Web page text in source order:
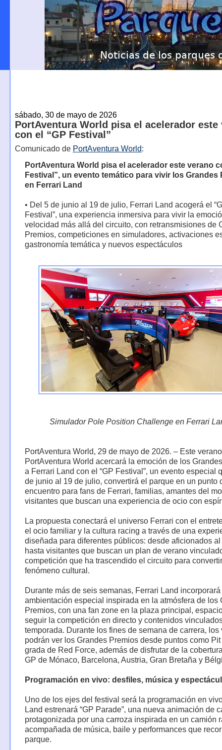
sábado, 30 de mayo de 2026
PortAventura World pisa el acelerador este
con el “GP Festival”
Comunicado de PortAventura World:
PortAventura World pisa el acelerador este verano
Festival”, un evento temático para vivir los Grandes
en Ferrari Land
• Del 5 de junio al 19 de julio, Ferrari Land acogerá el
Festival”, una experiencia inmersiva para vivir la
velocidad más allá del circuito, con retransmisiones de
Premios, competiciones en simuladores, activaciones
gastronomía temática y nuevos espectáculos
Simulador Pole Position Challenge en Ferrari
PortAventura World, 29 de mayo de 2026. – Este
PortAventura World acercará la emoción de los
a Ferrari Land con el “GP Festival”, un evento especial
de junio al 19 de julio, convertirá el parque en un punto
encuentro para fans de Ferrari, familias, amantes del
visitantes que buscan una experiencia de ocio con
La propuesta conectará el universo Ferrari con el
el ocio familiar y la cultura racing a través de una
diseñada para diferentes públicos: desde aficionados al
hasta visitantes que buscan un plan de verano
competición que ha trascendido el circuito para
fenómeno cultural.
Durante más de seis semanas, Ferrari Land
ambientación especial inspirada en la atmósfera de los
Premios, con una fan zone en la plaza principal,
seguir la competición en directo y contenidos
temporada. Durante los fines de semana de carrera, los
podrán ver los Grandes Premios desde puntos como
grada de Red Force, además de disfrutar de la
GP de Mónaco, Barcelona, Austria, Gran Bretaña y
Programación en vivo: desfiles, música y
Uno de los ejes del festival será la programación en
Land estrenará “GP Parade”, una nueva animación de
protagonizada por una carroza inspirada en un camión
acompañada de música, baile y performances que
parque.